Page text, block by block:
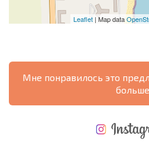
Leaflet | Map data
Мне понравилось это
больше